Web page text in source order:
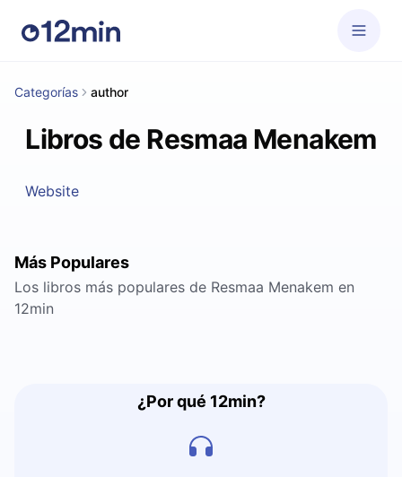
Categorías author
Libros de Resmaa Menakem
Website
Más Populares
Los libros más populares de Resmaa Menakem en
12min
¿Por qué 12min?